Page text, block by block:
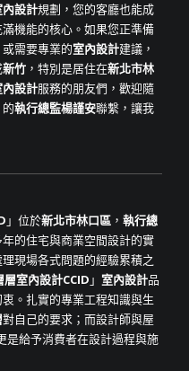
內設計規劃，您的客廳也能成
機能的核心。如果您正準備
需要專業的室內設計建議，
新竹 ，特別是居住在新北市林
設計服務的朋友們，歡迎隨
的執行總監楊謹安聯繫，讓我
」位於新北市林口區 ， 執行總
的住宅與商業空間設計的實
現場各式問題的經驗累積之
層室內設計CCID 」 室內設計品
。扎實的專業工程知識與生
對自己的要求；而設計師與屋
是給予消費者在設計過程與施